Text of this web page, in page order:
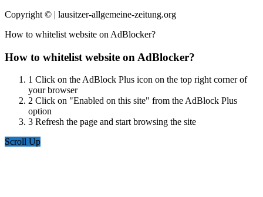
Copyright © | lausitzer-allgemeine-zeitung.org
How to whitelist website on AdBlocker?
How to whitelist website on AdBlocker?
1 Click on the AdBlock Plus icon on the top right corner of
your browser
2 Click on "Enabled on this site" from the AdBlock Plus
option
3 Refresh the page and start browsing the site
Scroll Up